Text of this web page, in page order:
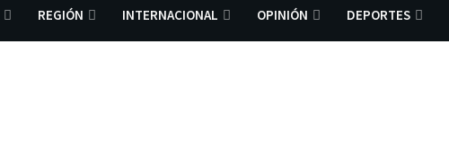
REGIÓN INTERNACIONAL OPINIÓN DEPORTES